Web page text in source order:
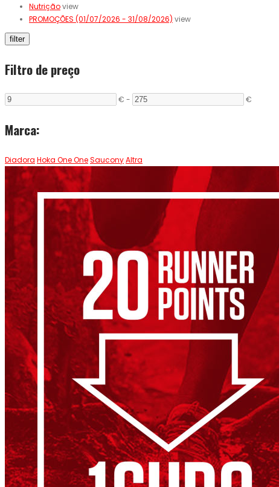
Nutriçãoview
PROMOÇÕES (01/07/2026 - 31/08/2026) view
filter
Filtro de preço
€ - €
Marca:
Diadora Hoka One OneSauconyAltra